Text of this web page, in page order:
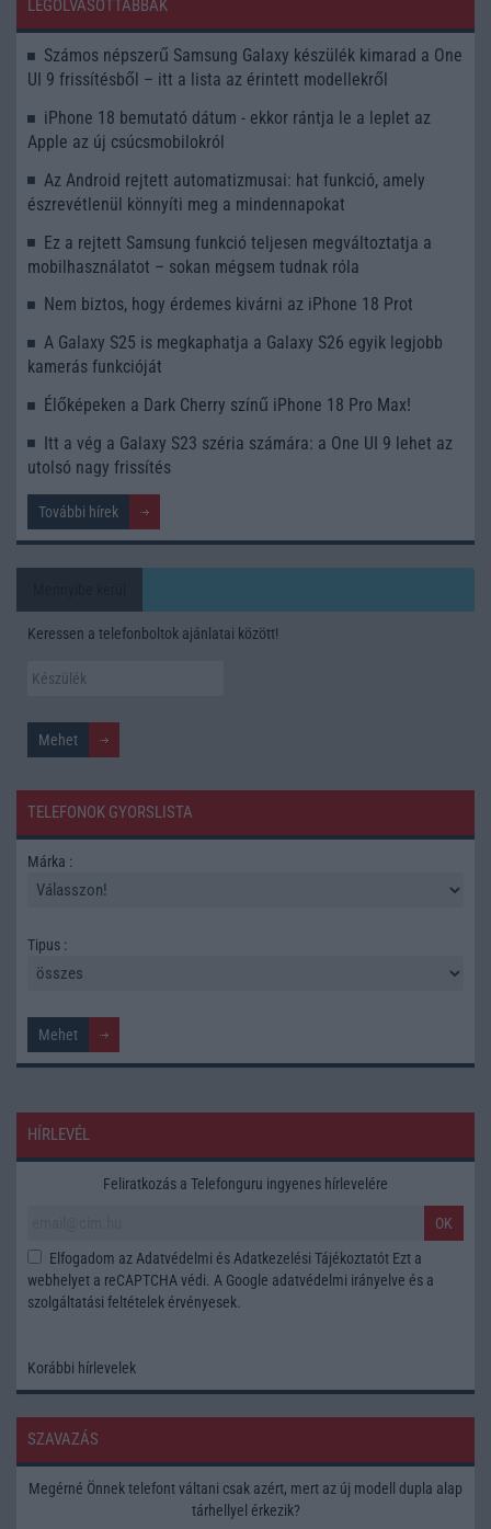
LEGOLVASOTTABBAK
Számos népszerű Samsung Galaxy készülék kimarad a One
UI 9 frissítésből – itt a lista az érintett modellekről
iPhone 18 bemutató dátum - ekkor rántja le a leplet az
Apple az új csúcsmobilokról
Az Android rejtett automatizmusai: hat funkció, amely
észrevétlenül könnyíti meg a mindennapokat
Ez a rejtett Samsung funkció teljesen megváltoztatja a
mobilhasználatot – sokan mégsem tudnak róla
Nem biztos, hogy érdemes kivárni az iPhone 18 Prot
A Galaxy S25 is megkaphatja a Galaxy S26 egyik legjobb
kamerás funkcióját
Élőképeken a Dark Cherry színű iPhone 18 Pro Max!
Itt a vég a Galaxy S23 széria számára: a One UI 9 lehet az
utolsó nagy frissítés
További hírek
Keressen a telefonboltok ajánlatai között!
TELEFONOK GYORSLISTA
Márka :
Tipus :
HÍRLEVÉL
Feliratkozás a Telefonguru ingyenes hírlevelére
OK
Elfogadom az Adatvédelmi és Adatkezelési Tájékoztatót Ezt a
webhelyet a reCAPTCHA védi. A Google adatvédelmi irányelve és a
szolgáltatási feltételek érvényesek.
Korábbi hírlevelek
SZAVAZÁS
Megérné Önnek telefont váltani csak azért, mert az új modell dupla alap
tárhellyel érkezik?